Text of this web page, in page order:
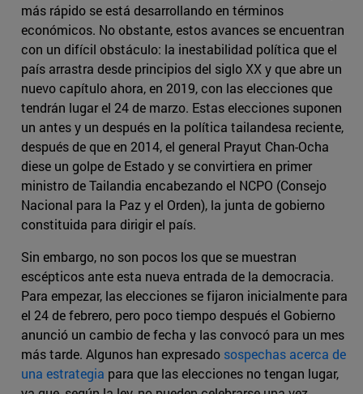
más rápido se está desarrollando en términos
económicos. No obstante, estos avances se encuentran
con un difícil obstáculo: la inestabilidad política que el
país arrastra desde principios del siglo XX y que abre un
nuevo capítulo ahora, en 2019, con las elecciones que
tendrán lugar el 24 de marzo. Estas elecciones suponen
un antes y un después en la política tailandesa reciente,
después de que en 2014, el general Prayut Chan-Ocha
diese un golpe de Estado y se convirtiera en primer
ministro de Tailandia encabezando el NCPO (Consejo
Nacional para la Paz y el Orden), la junta de gobierno
constituida para dirigir el país.
Sin embargo, no son pocos los que se muestran
escépticos ante esta nueva entrada de la democracia.
Para empezar, las elecciones se fijaron inicialmente para
el 24 de febrero, pero poco tiempo después el Gobierno
anunció un cambio de fecha y las convocó para un mes
más tarde. Algunos han expresado sospechas acerca de
una estrategia para que las elecciones no tengan lugar,